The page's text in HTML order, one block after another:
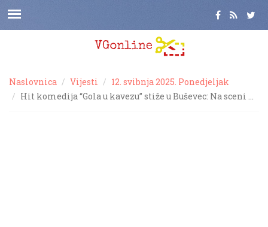
Naslovnica Vijesti
12. svibnja 2025. Ponedjeljak
Hit komedija “Gola u kavezu” stiže u Buševec: Na sceni …